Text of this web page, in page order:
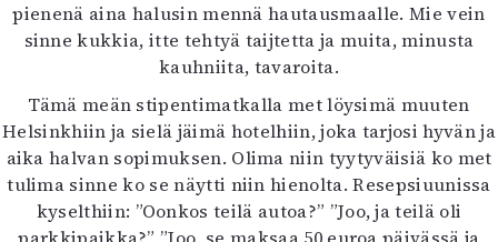
pienenä aina halusin mennä hautausmaalle. Mie vein
sinne kukkia, itte tehtyä taijtetta ja muita, minusta
kauhniita, tavaroita.
Tämä meän stipentimatkalla met löysimä muuten
Helsinkhiin ja sielä jäimä hotelhiin, joka tarjosi hyvän ja
aika halvan sopimuksen. Olima niin tyytyväisiä ko met
tulima sinne ko se näytti niin hienolta. Resepsiuunissa
kyselthiin: ”Oonkos teilä autoa?” ”Joo, ja teilä oli